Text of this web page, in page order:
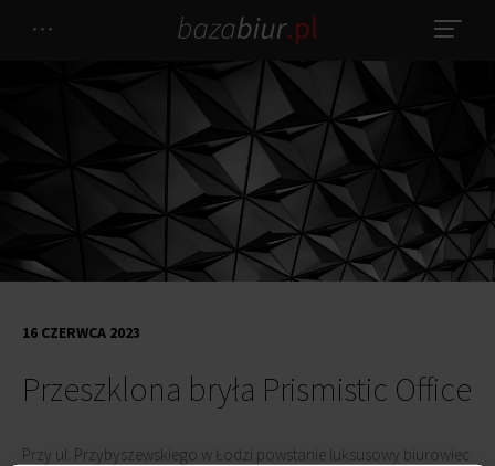
Przeszklona bryła Prismistic Office
16 CZERWCA 2023
Przy ul. Przybyszewskiego w Łodzi powstanie luksusowy biurowiec